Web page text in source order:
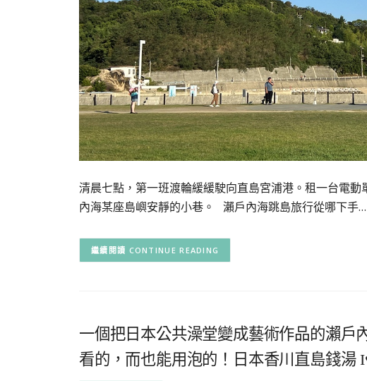
清晨七點，第一班渡輪緩緩駛向直島宮浦港。租一台電
內海某座島嶼安靜的小巷。 瀨戶內海跳島旅行從哪下手…
CONTINUE READING
一個把日本公共澡堂變成藝術作品的瀨戶
看的，而也能用泡的！日本香川直島錢湯